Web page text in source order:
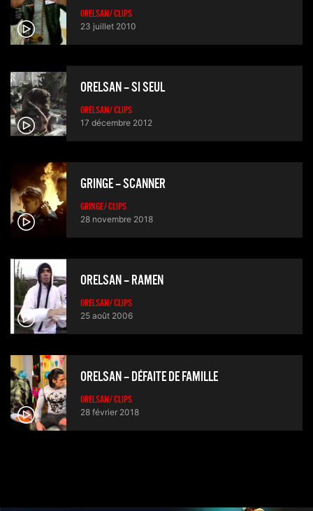
ORELSAN/ CLIPS
23 juillet 2010
ORELSAN – SI SEUL
ORELSAN/ CLIPS
17 décembre 2012
GRINGE – SCANNER
GRINGE/ CLIPS
28 novembre 2018
ORELSAN – RAMEN
ORELSAN/ CLIPS
25 août 2006
ORELSAN – DÉFAITE DE FAMILLE
ORELSAN/ CLIPS
28 février 2018